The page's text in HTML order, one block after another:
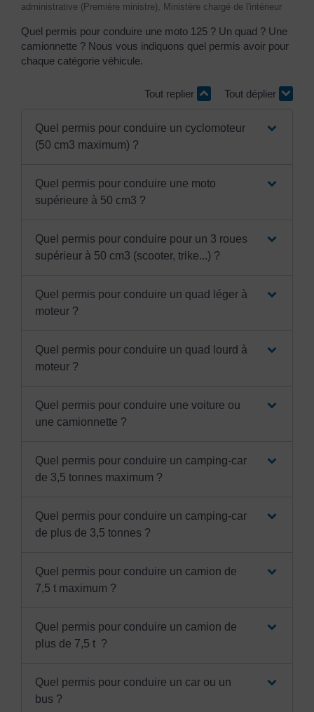
administrative (Première ministre), Ministère chargé de l'intérieur
Quel permis pour conduire une moto 125 ? Un quad ? Une
camionnette ? Nous vous indiquons quel permis avoir pour
chaque catégorie véhicule.
Tout replier Tout déplier
Quel permis pour conduire un cyclomoteur
(50 cm3 maximum) ?
Quel permis pour conduire une moto
supérieure à 50 cm3 ?
Quel permis pour conduire pour un 3 roues
supérieur à 50 cm3 (scooter, trike...) ?
Quel permis pour conduire un quad léger à
moteur ?
Quel permis pour conduire un quad lourd à
moteur ?
Quel permis pour conduire une voiture ou
une camionnette ?
Quel permis pour conduire un camping-car
de 3,5 tonnes maximum ?
Quel permis pour conduire un camping-car
de plus de 3,5 tonnes ?
Quel permis pour conduire un camion de
7,5 t maximum ?
Quel permis pour conduire un camion de
plus de 7,5 t ?
Quel permis pour conduire un car ou un
bus ?